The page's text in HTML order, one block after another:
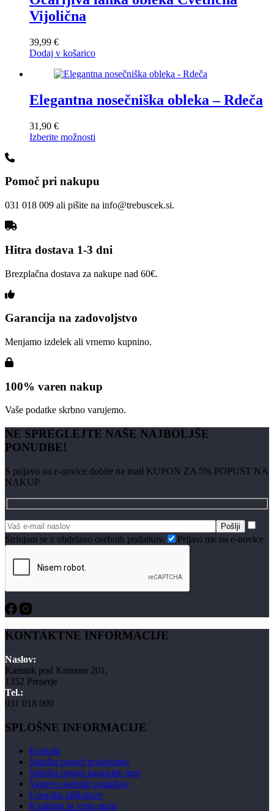
Možnosti
strani
Vijolična
39,99 €
Dodaj v košarico
Elegantna nosečniška obleka – Rdeča
31,90 €
Izberite možnosti
različic.
lahko
izberete
izdelka
Pomoč pri nakupu
031 018 009 ali pišite na info@trebuscek.si.
Hitra dostava 1-3 dni
Brezplačna dostava za nakupe nad 60€.
Garancija na zadovoljstvo
Menjamo izdelek ali vrnemo kupnino.
100% varen nakup
Vaše podatke skrbno varujemo.
NE SPREGLEJTE NAŠE NAJBOLJŠE
PONUDBE!
S prijavo na e-novice dobite na mail KUPON ZA 5% POPUST NA
NAKUP.
Strinjam se z obdelavo osebnih podatkov. Prijavi me na e-novice
KONTAKTNE INFORMACIJE
Naslov:
Kamnik pod Krimom 201,
1352 Preserje
Tel.:
031 018 009
SPLOŠNE INFORMACIJE
Kontakt
Splošni pogoji poslovanja
Splošni pogoji nagradne igre
Varstvo osebnih podatkov
Uporaba piškotkov
Kvaliteta in vrsta majic